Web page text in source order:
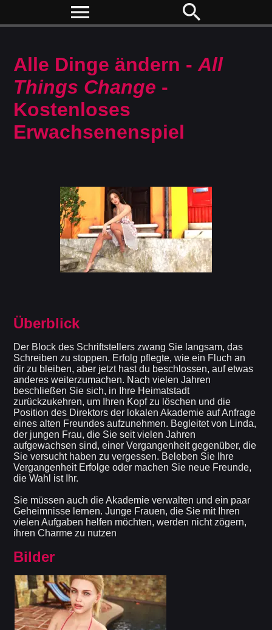
menu search
Alle Dinge ändern -All
Things Change -
Kostenloses
Erwachsenenspiel
Überblick
Der Block des Schriftstellers zwang Sie langsam, das
Schreiben zu stoppen. Erfolg pflegte, wie ein Fluch an
dir zu bleiben, aber jetzt hast du beschlossen, auf etwas
anderes weiterzumachen. Nach vielen Jahren
beschließen Sie sich, in Ihre Heimatstadt
zurückzukehren, um Ihren Kopf zu löschen und die
Position des Direktors der lokalen Akademie auf Anfrage
eines alten Freundes aufzunehmen. Begleitet von Linda,
der jungen Frau, die Sie seit vielen Jahren
aufgewachsen sind, einer Vergangenheit gegenüber, die
Sie versucht haben zu vergessen. Beleben Sie Ihre
Vergangenheit Erfolge oder machen Sie neue Freunde,
die Wahl ist Ihr.
Sie müssen auch die Akademie verwalten und ein paar
Geheimnisse lernen. Junge Frauen, die Sie mit Ihren
vielen Aufgaben helfen möchten, werden nicht zögern,
ihren Charme zu nutzen
Bilder